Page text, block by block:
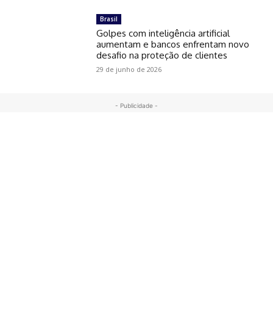
Brasil
Golpes com inteligência artificial
aumentam e bancos enfrentam novo
desafio na proteção de clientes
29 de junho de 2026
- Publicidade -